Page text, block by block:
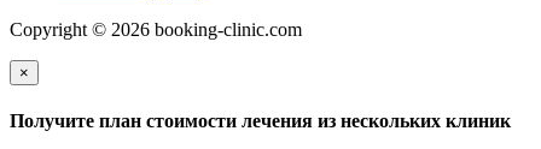
Copyright © 2026 booking-clinic.com
×
Получите план стоимости лечения из нескольких клиник